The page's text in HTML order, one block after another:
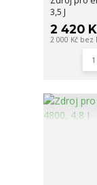
3,5 J
2 420
2 000 Kč bez